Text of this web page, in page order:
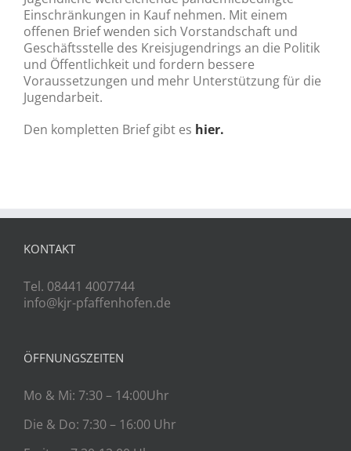
Einschränkungen in Kauf nehmen. Mit einem
offenen Brief wenden sich Vorstandschaft und
Geschäftsstelle des Kreisjugendrings an die Politik
und Öffentlichkeit und fordern bessere
Voraussetzungen und mehr Unterstützung für die
Jugendarbeit.
Den kompletten Brief gibt es hier.
KONTAKT
Tel. 08441 4007744
info@kjr-pfaffenhofen.de
ÖFFNUNGSZEITEN
Mo & Mi: 7:30 – 14:00Uhr
Die & Do: 7:30 – 16:00 Uhr